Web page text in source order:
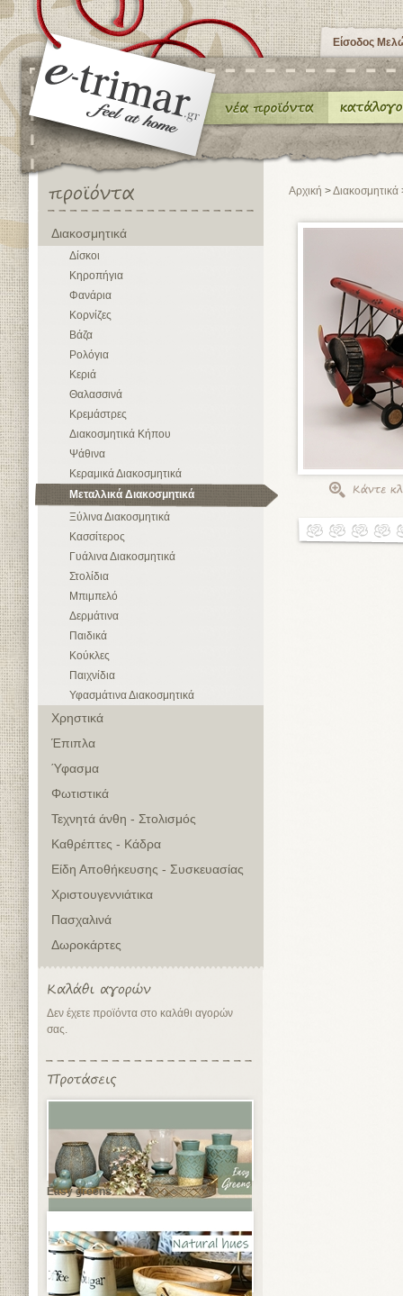
Είσοδος
Διακοσμητικά
Δίσκοι
Κηροπήγια
Φανάρια
Κορνίζες
Βάζα
Ρολόγια
Κεριά
Θαλασσινά
Κρεμάστρες
Διακοσμητικά Κήπου
Ψάθινα
Κεραμικά Διακοσμητικά
Μεταλλικά Διακοσμητικά
Ξύλινα Διακοσμητικά
Κασσίτερος
Γυάλινα Διακοσμητικά
Στολίδια
Μπιμπελό
Δερμάτινα
Παιδικά
Κούκλες
Παιχνίδια
Υφασμάτινα Διακοσμητικά
Χρηστικά
Έπιπλα
Ύφασμα
Φωτιστικά
Τεχνητά άνθη - Στολισμός
Καθρέπτες - Κάδρα
Είδη Αποθήκευσης - Συσκευασίας
Χριστουγεννιάτικα
Πασχαλινά
Δωροκάρτες
Δεν έχετε προϊόντα στο καλάθι αγορών
σας.
Easy greens
Αρχική >Διακοσμητικά